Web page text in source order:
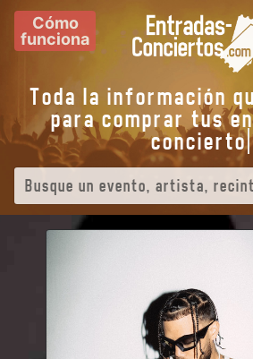
Cómo
funciona
Toda la información
para comprar tus
concier